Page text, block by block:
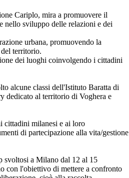
Cariplo, mira a promuovere il
nello sviluppo delle relazioni e dei
urbana, promuovendo la
territorio.
dei luoghi coinvolgendo i cittadini
alcune classi dell'Istituto Baratta di
dedicato al territorio di Voghera e
cittadini milanesi e ai loro
di partecipazione alla vita/gestione
svoltosi a Milano dal 12 al 15
con l'obiettivo di mettere a confronto